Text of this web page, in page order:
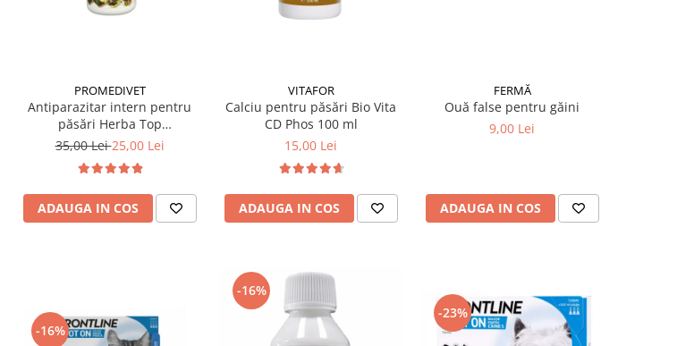
PROMEDIVET
Antiparazitar intern pentru
păsări Herba Top
Antihelmintic 100 ml
35,00 Lei25,00 Lei
ADAUGA IN COS
VITAFOR
Calciu pentru păsări Bio Vita
CD Phos 100 ml
15,00 Lei
ADAUGA IN COS
FERMĂ
Ouă false pentru găini
9,00 Lei
ADAUGA IN COS
-16%
-16%
-23%